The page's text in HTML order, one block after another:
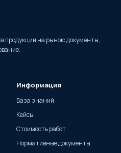
продукции на рынок: документы,
Информация
База знаний
Кейсы
Стоимость работ
Нормативные документы